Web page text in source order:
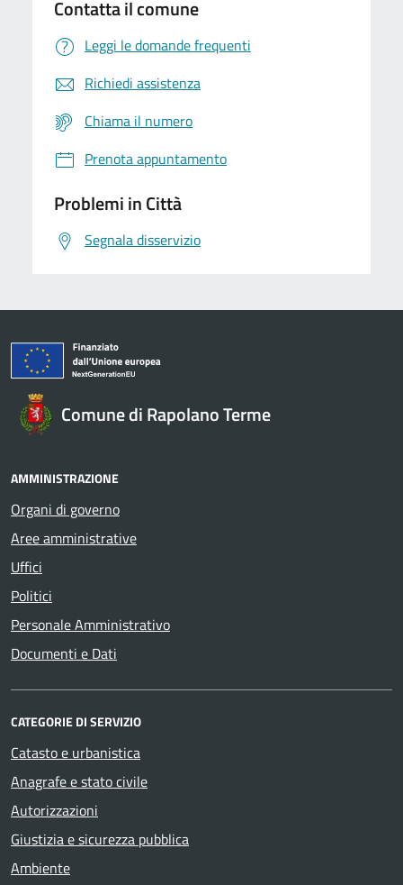
Contatta il comune
Leggi le domande frequenti
Richiedi assistenza
Chiama il numero
Prenota appuntamento
Problemi in Città
Segnala disservizio
Comune di Rapolano Terme
AMMINISTRAZIONE
Organi di governo
Aree amministrative
Uffici
Politici
Personale Amministrativo
Documenti e Dati
CATEGORIE DI SERVIZIO
Catasto e urbanistica
Anagrafe e stato civile
Autorizzazioni
Giustizia e sicurezza pubblica
Ambiente